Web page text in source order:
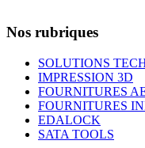
Nos rubriques
SOLUTIONS
IMPRESSION 3D
FOURNITURES
FOURNITURES
EDALOCK
SATA TOOLS